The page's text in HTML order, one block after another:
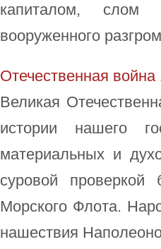
капиталом, слом
вооруженного
Отечественная война
Великая
истории нашего
материальных и
суровой
Морского Флота.
нашествия